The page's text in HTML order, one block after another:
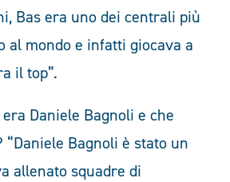
Bas era uno dei centrali più
al mondo e infatti giocava a
il top”.
Daniele Bagnoli e che
“Daniele Bagnoli è stato un
allenato squadre di